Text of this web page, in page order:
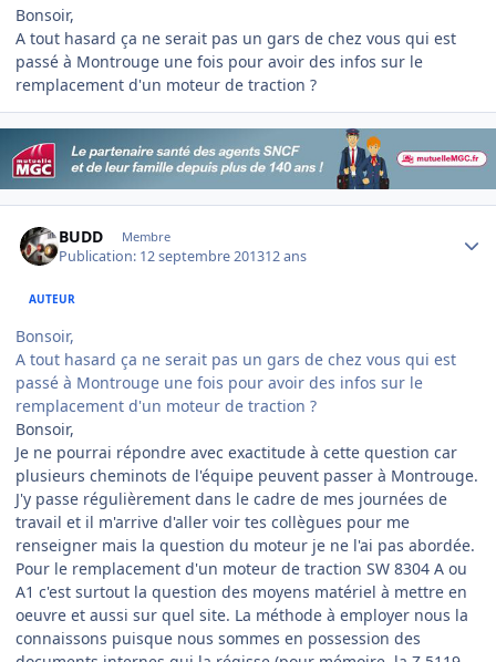
Bonsoir,
A tout hasard ça ne serait pas un gars de chez vous qui est
passé à Montrouge une fois pour avoir des infos sur le
remplacement d'un moteur de traction ?
BUDD Membre
Publication: 12 septembre 201312 ans
AUTEUR
Bonsoir,
A tout hasard ça ne serait pas un gars de chez vous qui est
passé à Montrouge une fois pour avoir des infos sur le
remplacement d'un moteur de traction ?
Bonsoir,
Je ne pourrai répondre avec exactitude à cette question car
plusieurs cheminots de l'équipe peuvent passer à Montrouge.
J'y passe régulièrement dans le cadre de mes journées de
travail et il m'arrive d'aller voir tes collègues pour me
renseigner mais la question du moteur je ne l'ai pas abordée.
Pour le remplacement d'un moteur de traction SW 8304 A ou
A1 c'est surtout la question des moyens matériel à mettre en
oeuvre et aussi sur quel site. La méthode à employer nous la
connaissons puisque nous sommes en possession des